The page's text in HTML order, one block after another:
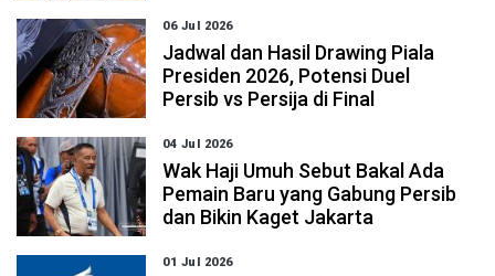
06 Jul 2026
Jadwal dan Hasil Drawing Piala
Presiden 2026, Potensi Duel
Persib vs Persija di Final
04 Jul 2026
Wak Haji Umuh Sebut Bakal Ada
Pemain Baru yang Gabung Persib
dan Bikin Kaget Jakarta
01 Jul 2026